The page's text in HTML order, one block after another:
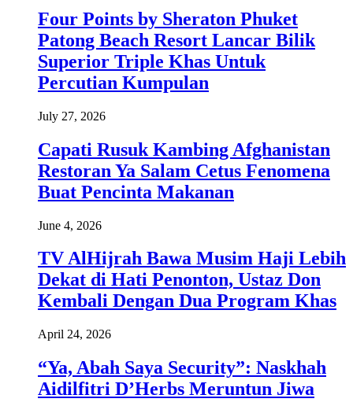
Four Points by Sheraton Phuket
Patong Beach Resort Lancar Bilik
Superior Triple Khas Untuk
Percutian Kumpulan
July 27, 2026
Capati Rusuk Kambing Afghanistan
Restoran Ya Salam Cetus Fenomena
Buat Pencinta Makanan
June 4, 2026
TV AlHijrah Bawa Musim Haji Lebih
Dekat di Hati Penonton, Ustaz Don
Kembali Dengan Dua Program Khas
April 24, 2026
“Ya, Abah Saya Security”: Naskhah
Aidilfitri D’Herbs Meruntun Jiwa